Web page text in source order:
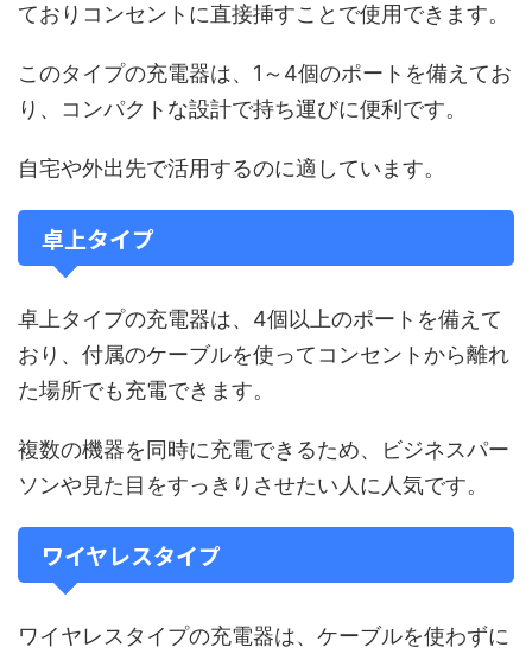
ておりコンセントに直接挿すことで使用できます。
このタイプの充電器は、1～4個のポートを備えてお
り、コンパクトな設計で持ち運びに便利です。
自宅や外出先で活用するのに適しています。
卓上タイプ
卓上タイプの充電器は、4個以上のポートを備えて
おり、付属のケーブルを使ってコンセントから離れ
た場所でも充電できます。
複数の機器を同時に充電できるため、ビジネスパー
ソンや見た目をすっきりさせたい人に人気です。
ワイヤレスタイプ
ワイヤレスタイプの充電器は、ケーブルを使わずに